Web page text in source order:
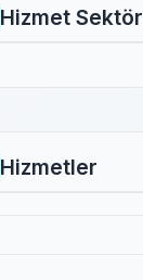
Hizmet
Hizmetler